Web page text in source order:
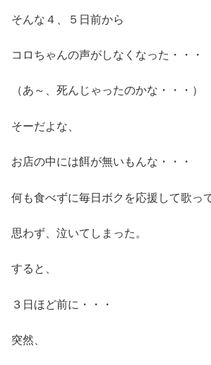
そんな４、５日前から
コロちゃんの声がしなくなった・・・
（あ～、死んじゃったのかな・・・）
そーだよな、
お店の中には餌が無いもんな・・・
何も食べずに毎日ボクを応援して歌っ
思わず、泣いてしまった。
すると、
３日ほど前に・・・
突然、